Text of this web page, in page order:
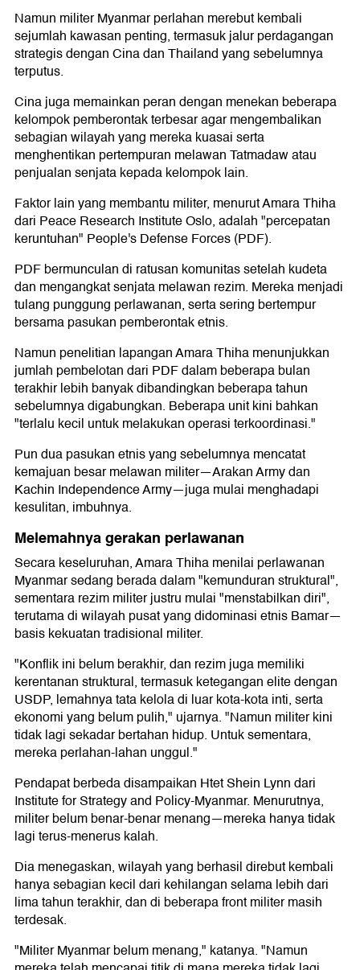
Namun militer Myanmar perlahan merebut kembali
sejumlah kawasan penting, termasuk jalur perdagangan
strategis dengan Cina dan Thailand yang sebelumnya
terputus.
Cina juga memainkan peran dengan menekan beberapa
kelompok pemberontak terbesar agar mengembalikan
sebagian wilayah yang mereka kuasai serta
menghentikan pertempuran melawan Tatmadaw atau
penjualan senjata kepada kelompok lain.
Faktor lain yang membantu militer, menurut Amara Thiha
dari Peace Research Institute Oslo, adalah "percepatan
keruntuhan" People's Defense Forces (PDF).
PDF bermunculan di ratusan komunitas setelah kudeta
dan mengangkat senjata melawan rezim. Mereka menjadi
tulang punggung perlawanan, serta sering bertempur
bersama pasukan pemberontak etnis.
Namun penelitian lapangan Amara Thiha menunjukkan
jumlah pembelotan dari PDF dalam beberapa bulan
terakhir lebih banyak dibandingkan beberapa tahun
sebelumnya digabungkan. Beberapa unit kini bahkan
"terlalu kecil untuk melakukan operasi terkoordinasi."
Pun dua pasukan etnis yang sebelumnya mencatat
kemajuan besar melawan militer—Arakan Army dan
Kachin Independence Army—juga mulai menghadapi
kesulitan, imbuhnya.
Melemahnya gerakan perlawanan
Secara keseluruhan, Amara Thiha menilai perlawanan
Myanmar sedang berada dalam "kemunduran struktural",
sementara rezim militer justru mulai "menstabilkan diri",
terutama di wilayah pusat yang didominasi etnis Bamar—
basis kekuatan tradisional militer.
"Konflik ini belum berakhir, dan rezim juga memiliki
kerentanan struktural, termasuk ketegangan elite dengan
USDP, lemahnya tata kelola di luar kota-kota inti, serta
ekonomi yang belum pulih," ujarnya. "Namun militer kini
tidak lagi sekadar bertahan hidup. Untuk sementara,
mereka perlahan-lahan unggul."
Pendapat berbeda disampaikan Htet Shein Lynn dari
Institute for Strategy and Policy-Myanmar. Menurutnya,
militer belum benar-benar menang—mereka hanya tidak
lagi terus-menerus kalah.
Dia menegaskan, wilayah yang berhasil direbut kembali
hanya sebagian kecil dari kehilangan selama lebih dari
lima tahun terakhir, dan di beberapa front militer masih
terdesak.
"Militer Myanmar belum menang," katanya. "Namun